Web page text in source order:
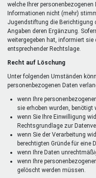
welche Ihrer
Informationen nicht (mehr)
Jugendstiftung die Berichtigung
Angaben deren Ergänzung.
weitergegeben hat, informiert sie
entsprechender Rechtslage.
Recht auf Löschung
Unter folgenden Umständen
personenbezogenen Daten
wenn Ihre
sie erhoben wurden, benötigt
wenn Sie Ihre Einwilligung
Rechtsgrundlage zur
wenn Sie der Verarbeitung
berechtigten Gründe für eine
wenn Ihre Daten
wenn Ihre
gelöscht werden müssen.